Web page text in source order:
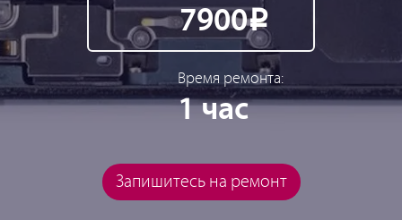
7900Р
Время ремонта:
1 час
Запишитесь на ремонт